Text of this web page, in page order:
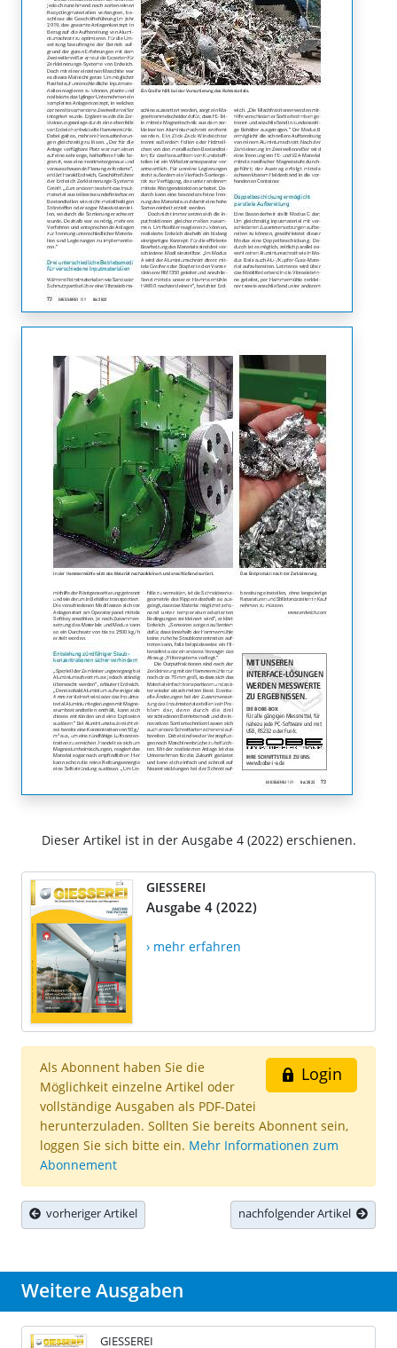
Dieser Artikel ist in der Ausgabe 4 (2022) erschienen.
GIESSEREI
Ausgabe 4 (2022)
› mehr erfahren
Login
Als Abonnent haben Sie die
Möglichkeit einzelne Artikel oder
vollständige Ausgaben als PDF-Datei
herunterzuladen. Sollten Sie bereits Abonnent sein,
loggen Sie sich bitte ein. Mehr Informationen zum
Abonnement
vorheriger Artikel nachfolgender Artikel
Weitere Ausgaben
GIESSEREI